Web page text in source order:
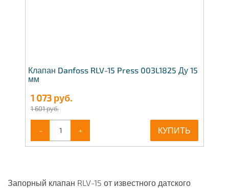
Клапан Danfoss RLV-15 Press 003L1825 Ду 15
мм
1 073 руб.
1 601 руб.
- + КУПИТЬ
Запорный клапан RLV-15 от известного датского